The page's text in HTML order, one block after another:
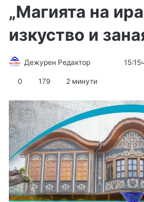
„Магията на
изкуство и
Дежурен Редактор
Send
0 179 2 минути